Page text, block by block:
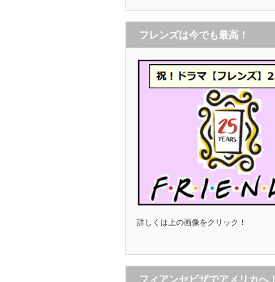
フレンズは今でも最高！
詳しくは上の画像をクリック！
フィアンセビザでアメリカへ！